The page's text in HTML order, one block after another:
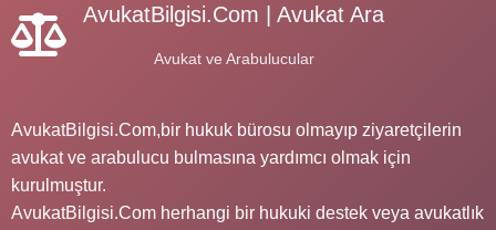
AvukatBilgisi.Com | Avukat Ara
Avukat ve Arabulucular
AvukatBilgisi.Com,bir hukuk bürosu olmayıp ziyaretçilerin
avukat ve arabulucu bulmasına yardımcı olmak için
kurulmuştur.
AvukatBilgisi.Com herhangi bir hukuki destek veya avukatlık